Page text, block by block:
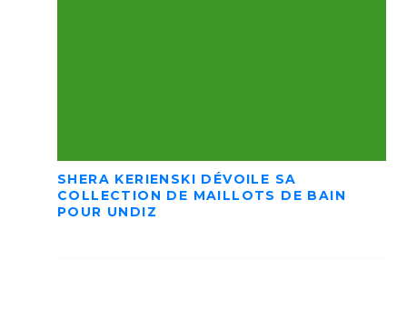
SHERA KERIENSKI DÉVOILE SA
COLLECTION DE MAILLOTS DE BAIN
POUR UNDIZ